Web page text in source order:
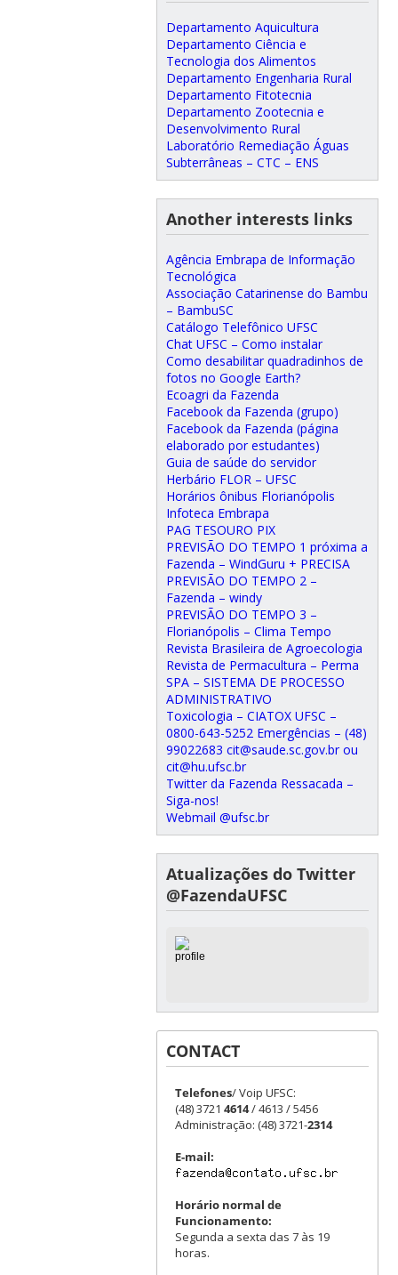
Departamento Aquicultura
Departamento Ciência e
Tecnologia dos Alimentos
Departamento Engenharia Rural
Departamento Fitotecnia
Departamento Zootecnia e
Desenvolvimento Rural
Laboratório Remediação Águas
Subterrâneas – CTC – ENS
Another interests links
Agência Embrapa de Informação
Tecnológica
Associação Catarinense do Bambu
– BambuSC
Catálogo Telefônico UFSC
Chat UFSC – Como instalar
Como desabilitar quadradinhos de
fotos no Google Earth?
Ecoagri da Fazenda
Facebook da Fazenda (grupo)
Facebook da Fazenda (página
elaborado por estudantes)
Guia de saúde do servidor
Herbário FLOR – UFSC
Horários ônibus Florianópolis
Infoteca Embrapa
PAG TESOURO PIX
PREVISÃO DO TEMPO 1 próxima a
Fazenda – WindGuru + PRECISA
PREVISÃO DO TEMPO 2 –
Fazenda – windy
PREVISÃO DO TEMPO 3 –
Florianópolis – Clima Tempo
Revista Brasileira de Agroecologia
Revista de Permacultura – Perma
SPA – SISTEMA DE PROCESSO
ADMINISTRATIVO
Toxicologia – CIATOX UFSC –
0800-643-5252 Emergências – (48)
99022683 cit@saude.sc.gov.br ou
cit@hu.ufsc.br
Twitter da Fazenda Ressacada –
Siga-nos!
Webmail @ufsc.br
Atualizações do Twitter
@FazendaUFSC
CONTACT
Telefones/ Voip UFSC:
(48) 3721 4614/ 4613 / 5456
Administração: (48) 3721-2314
E-mail:
Horário normal de
Funcionamento:
Segunda a sexta das 7 às 19
horas.